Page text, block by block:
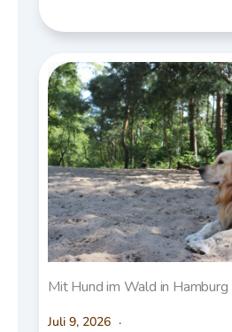
Mit Hund im Wald in Hamburg
Juli 9, 2026